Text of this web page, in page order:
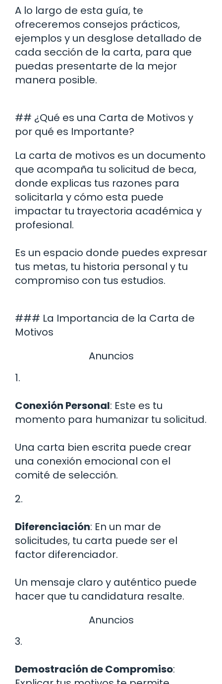
A lo largo de esta guía, te
ofreceremos consejos prácticos,
ejemplos y un desglose detallado de
cada sección de la carta, para que
puedas presentarte de la mejor
manera posible.
## ¿Qué es una Carta de Motivos y
por qué es Importante?
La carta de motivos es un documento
que acompaña tu solicitud de beca,
donde explicas tus razones para
solicitarla y cómo esta puede
impactar tu trayectoria académica y
profesional.
Es un espacio donde puedes expresar
tus metas, tu historia personal y tu
compromiso con tus estudios.
### La Importancia de la Carta de
Motivos
Anuncios
1.
Conexión Personal: Este es tu
momento para humanizar tu solicitud.
Una carta bien escrita puede crear
una conexión emocional con el
comité de selección.
2.
Diferenciación: En un mar de
solicitudes, tu carta puede ser el
factor diferenciador.
Un mensaje claro y auténtico puede
hacer que tu candidatura resalte.
Anuncios
3.
Demostración de Compromiso: